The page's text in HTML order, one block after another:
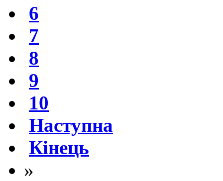
6
7
8
9
10
Наступна
Кінець
»